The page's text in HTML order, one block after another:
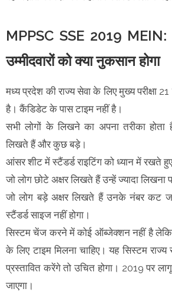
MPPSC SSE 2019
उम्मीदवारों को क्या नुकसान होगा
मध्य प्रदेश की राज्य सेवा के लिए मुख्य परीक्षा
है। कैंडिडेट के पास टाइम नहीं है।
सभी लोगों के लिखने का अपना तरीका
लिखते हैं और कुछ बड़े।
आंसर शीट में स्टैंडर्ड राइटिंग को ध्यान में रखते
जो लोग छोटे अक्षर लिखते हैं उन्हें ज्यादा लिखना
जो लोग बड़े अक्षर लिखते हैं उनके नंबर कट
स्टैंडर्ड साइज नहीं होगा।
सिस्टम चेंज करने में कोई ऑब्जेक्शन नहीं है
के लिए टाइम मिलना चाहिए। यह सिस्टम राज्य
प्रस्तावित करेंगे तो उचित होगा। 2019 पर
जाएगा।